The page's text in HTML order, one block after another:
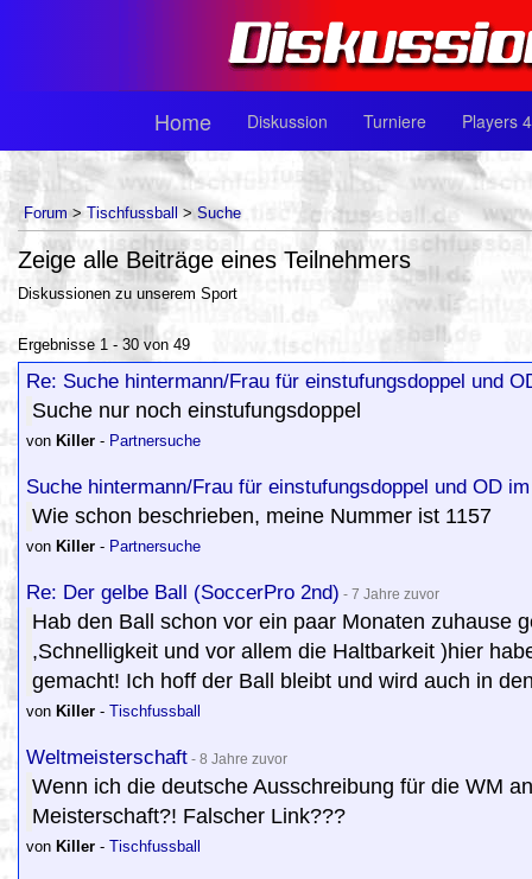
Home Diskussion Turniere Players
Forum > Tischfussball > Suche
Zeige alle Beiträge eines Teilnehmers
Diskussionen zu unserem Sport
Ergebnisse 1 - 30 von 49
Re: Suche hintermann/Frau für einstufungsdoppel und
Suche nur noch einstufungsdoppel
von Killer - Partnersuche
Suche hintermann/Frau für einstufungsdoppel und OD
Wie schon beschrieben, meine Nummer ist 1157
von Killer - Partnersuche
Re: Der gelbe Ball (SoccerPro 2nd) - 7 Jahre zuvor
Hab den Ball schon vor ein paar Monaten zuhause
,Schnelligkeit und vor allem die Haltbarkeit )hier
gemacht! Ich hoff der Ball bleibt und wird auch in
von Killer - Tischfussball
Weltmeisterschaft - 8 Jahre zuvor
Wenn ich die deutsche Ausschreibung für die WM
Meisterschaft?! Falscher Link???
von Killer - Tischfussball